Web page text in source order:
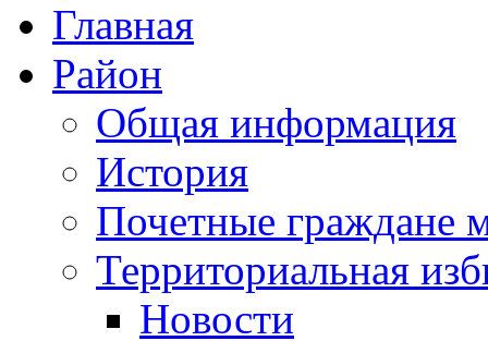
Главная
Район
Общая информация
История
Почетные граждане
Территориальная
Новости